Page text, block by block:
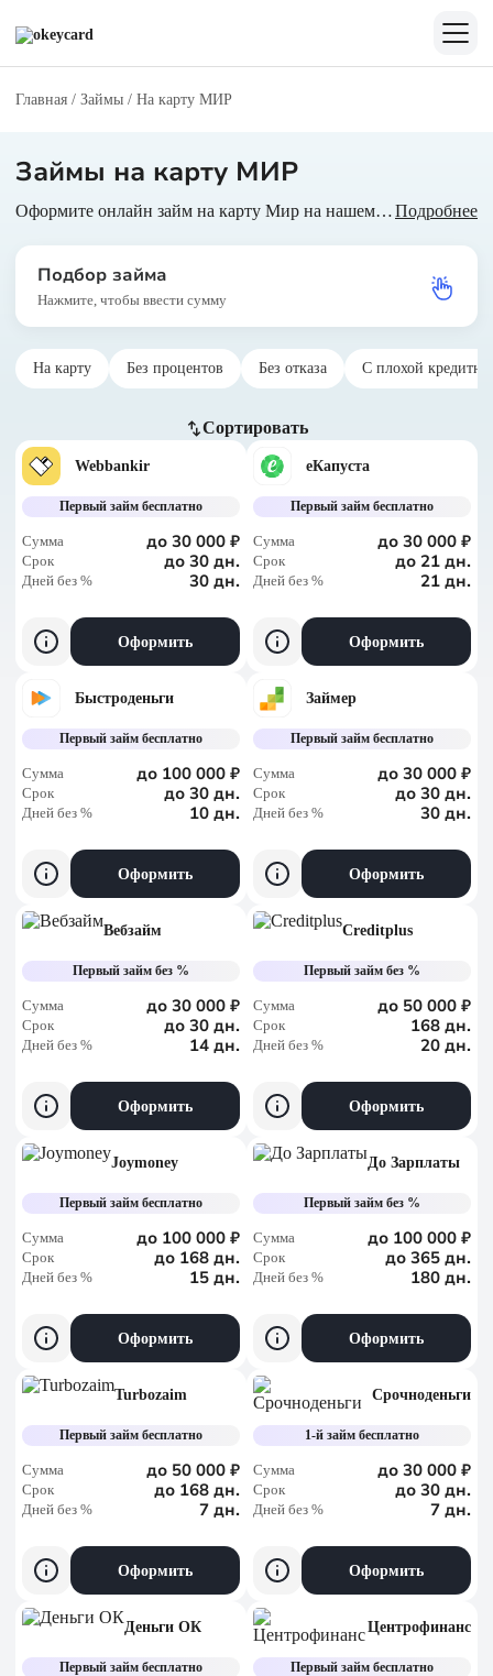
Главная / Займы / На карту МИР
Займы на карту МИР
Оформите онлайн займ на карту Мир на нашем сайте, где вы можете выбрать МФО, предоставляющие такие займы. Сравните все предложения и выберите оптимальное предложение по сумме, сроку и переплате, оформив заявку в круглосуточном режиме.Подробнее
Подбор займа
Нажмите, чтобы ввести сумму
На карту Без процентов Без отказа С плохой
Сортировать
По сумме, меньше
По дням без %
Webbankir
Первый займ бесплатно
Сумма до 30 000 ₽
Срок до 30 дн.
Дней без % 30 дн.
Оформить
еКапуста
Первый займ бесплатно
Сумма до 30 000 ₽
Срок до 21 дн.
Дней без % 21 дн.
Оформить
Быстроденьги
Первый займ бесплатно
Сумма до 100 000 ₽
Срок до 30 дн.
Дней без % 10 дн.
Оформить
Займер
Первый займ бесплатно
Сумма до 30 000 ₽
Срок до 30 дн.
Дней без % 30 дн.
Оформить
Вебзайм
Первый займ без %
Сумма до 30 000 ₽
Срок до 30 дн.
Дней без % 14 дн.
Оформить
Creditplus
Первый займ без %
Сумма до 50 000 ₽
Срок 168 дн.
Дней без % 20 дн.
Оформить
Joymoney
Первый займ бесплатно
Сумма до 100 000 ₽
Срок до 168 дн.
Дней без % 15 дн.
Оформить
До Зарплаты
Первый займ без %
Сумма до 100 000 ₽
Срок до 365 дн.
Дней без % 180 дн.
Оформить
Turbozaim
Первый займ бесплатно
Сумма до 50 000 ₽
Срок до 168 дн.
Дней без % 7 дн.
Оформить
Срочноденьги
1-й займ бесплатно
Сумма до 30 000 ₽
Срок до 30 дн.
Дней без % 7 дн.
Оформить
Деньги ОК
Первый займ бесплатно
Центрофинанс
Первый займ бесплатно